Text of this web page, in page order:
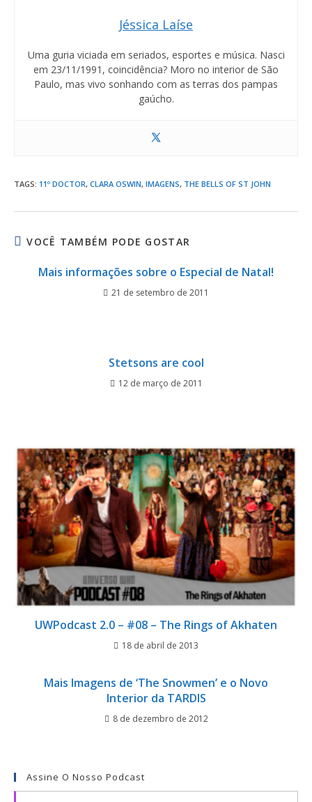
Jéssica Laíse
Uma guria viciada em seriados, esportes e música. Nasci
em 23/11/1991, coincidência? Moro no interior de São
Paulo, mas vivo sonhando com as terras dos pampas
gaúcho.
TAGS: 11º DOCTOR, CLARA OSWIN, IMAGENS, THE BELLS OF ST JOHN
VOCÊ TAMBÉM PODE GOSTAR
Mais informações sobre o Especial de Natal!
21 de setembro de 2011
Stetsons are cool
12 de março de 2011
UWPodcast 2.0 – #08 – The Rings of Akhaten
18 de abril de 2013
Mais Imagens de ‘The Snowmen’ e o Novo
Interior da TARDIS
8 de dezembro de 2012
Assine O Nosso Podcast